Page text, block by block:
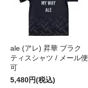
ale (アレ) 昇華 プラク
ティスシャツ / メール便
可
5,480円(税込)